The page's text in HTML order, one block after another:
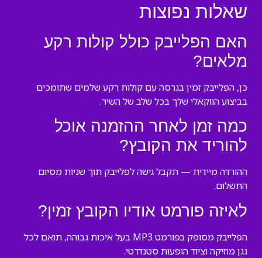
שאלות נפוצות
האם הפלייבק כולל קולות רקע
מלאים?
כן, הפלייבק זמין בגרסה עם קולות רקע שלמים שתומכים
בביצוע הווקאלי שלך בכל שלב של השיר.
כמה זמן לאחר ההזמנה אוכל
להוריד את הקובץ?
ההורדה מיידית — תקבל גישה לפלייבק תוך שניות מסיום
התשלום.
לאיזה פורמט אודיו הקובץ זמין?
הפלייבק מסופק בפורמט MP3 בעל איכות גבוהה, תואם לכל
נגן מוזיקה וציוד הופעות סטנדרטי.